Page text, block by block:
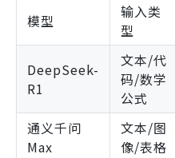
模型
输入类
型
DeepSeek-
R1
文本/代
码/数学
公式
通义千问
Max
文本/图
像/表格